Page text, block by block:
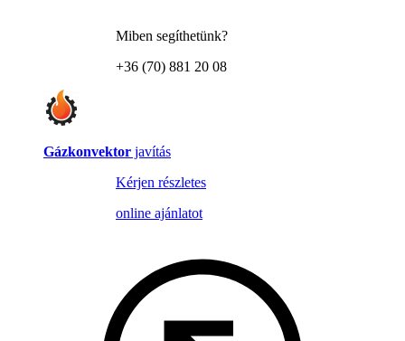
Miben segíthetünk?
+36 (70) 881 20 08
Gázkonvektor javítás
Kérjen részletes
online ajánlatot